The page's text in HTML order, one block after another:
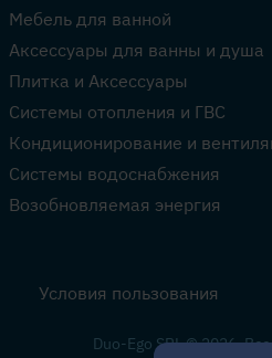
Мебель для ванной
Аксессуары для ванны и душа
Плитка и Аксессуары
Системы отопления и ГВС
Кондиционирование и
Системы водоснабжения
Возобновляемая энергия
Duo-Ego SRL © 2026.
Условия пользования